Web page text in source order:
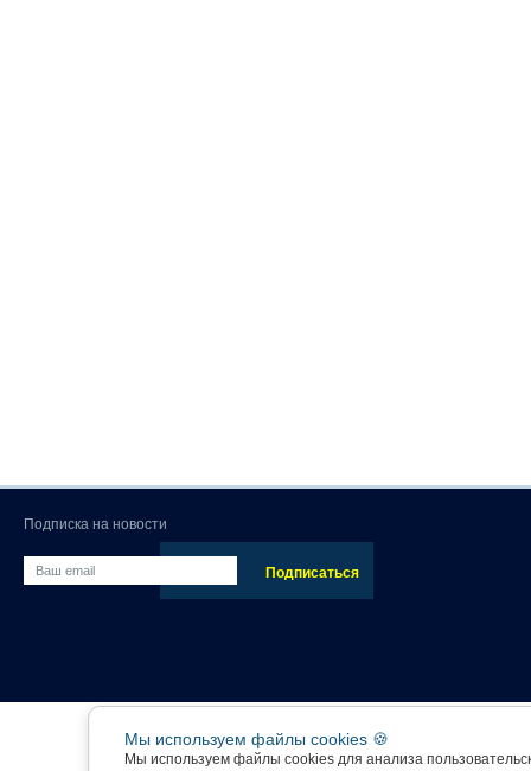
Подписка на новости
Мы используем файлы cookies 🍪
Мы используем файлы cookies для анализа